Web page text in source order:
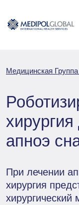
Медицинская
апноэ
При лечении
хирургия